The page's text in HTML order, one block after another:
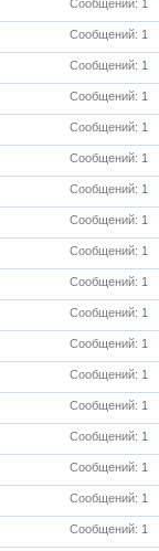
Сообщений 1
Сообщений 1
Сообщений 1
Сообщений 1
Сообщений 1
Сообщений 1
Сообщений 1
Сообщений 1
Сообщений 1
Сообщений 1
Сообщений 1
Сообщений 1
Сообщений 1
Сообщений 1
Сообщений 1
Сообщений 1
Сообщений 1
Сообщений 1